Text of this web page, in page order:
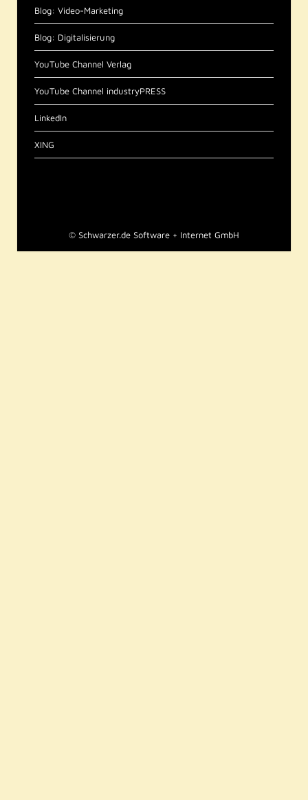
Blog: Video-Marketing
Blog: Digitalisierung
YouTube Channel Verlag
YouTube Channel industryPRESS
LinkedIn
XING
© Schwarzer.de Software + Internet GmbH